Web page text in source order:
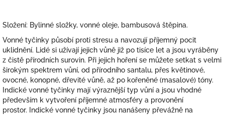
Složení: Bylinné složky, vonné oleje, bambusová štěpina.
Vonné tyčinky působí proti stresu a navozují příjemný pocit
uklidnění. Lidé si užívají jejich vůně již po tisíce let a jsou vyráběny
z čistě přírodních surovin. Při jejich hoření se můžete setkat s velmi
širokým spektrem vůní, od přírodního santalu, přes květinové,
ovocné, konopné, dřevité vůně, až po kořeněné (masalové) tóny.
Indické vonné tyčinky mají výraznější typ vůní a jsou vhodné
především k vytvoření příjemné atmosféry a provonění
prostor. Indické vonné tyčinky jsou nanášeny převážně na